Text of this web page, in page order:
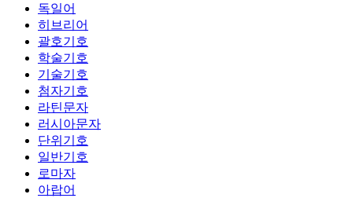
독일어
히브리어
괄호기호
학술기호
기술기호
첨자기호
라틴문자
러시아문자
단위기호
일반기호
로마자
아랍어